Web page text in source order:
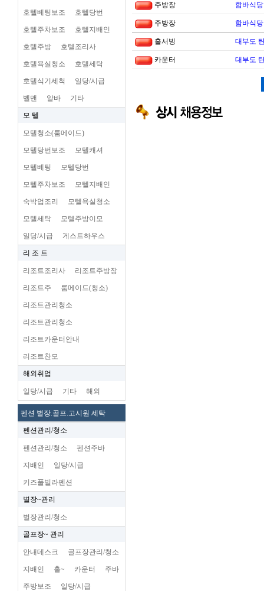
호텔베팅보조 호텔당번
호텔주차보조 호텔지배인
호텔주방 호텔조리사
호텔욕실청소 호텔세탁
호텔식기세척 일당/시급
벨맨 알바 기타
모 텔
모텔청소(룸메이드)
모텔당번보조 모텔캐셔
모텔베팅 모텔당번
모텔주차보조 모텔지배인
숙박업조리 모텔욕실청소
모텔세탁 모텔주방이모
일당/시급 게스트하우스
리 조 트
리조트조리사 리조트주방장
리조트주 룸메이드(청소)
리조트관리청소
리조트관리청소
리조트카운터안내
리조트찬모
해외취업
일당/시급 기타 해외
펜션 별장.골프.고시원 세탁
펜션관리/청소
펜션관리/청소 펜션주바
지배인 일당/시급
키즈풀빌라펜션
별장~관리
별장관리/청소
골프장~ 관리
안내데스크 골프장관리/청소
지배인 홀~ 카운터 주바
주방보조 일당/시급
주방장 함바식
주방장 함바식
홀서빙 대부도
카운터 대부도